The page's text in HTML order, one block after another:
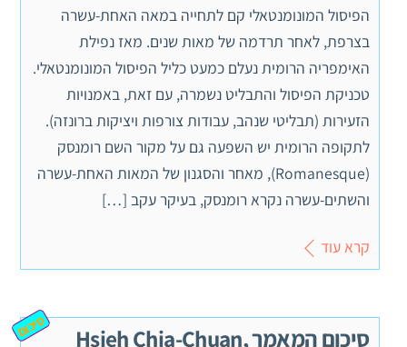
הפיסול המונומנטאלי קם לתחייה במאה האחת-עשרה
בצרפת, לאחר תרדמה של מאות שנים. מאז נפילת
האימפריה הרומית נעלם כמעט כליל הפיסול המונומנטאלי.
טכניקת הפיסול והתבליט נשמרה, עם זאת, באמנויות
הזעירות (תבליטי שנהב, עבודות צורפות ויציקות ברונזה).
לתקופה הרומית יש השפעה גם על מקור השם רומנסק
(Romanesque), מאחר והסגנון של המאות האחת-עשרה
והשתים-עשרה נקרא רומנסק, בעיקר עקב […]
קרא עוד
סיכום המאמר Hsieh Chia-Chuan,
סיכום